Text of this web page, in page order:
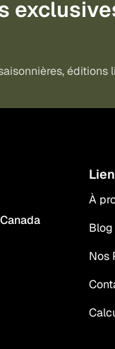
éditions
À
Nos